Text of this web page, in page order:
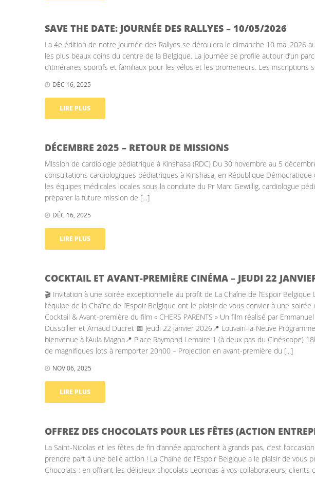
SAVE THE DATE: JOURNÉE DES RALLYES – 10/05/2026
La 4e édition de notre Journée des Rallyes se déroulera le dimanche 10 mai 2026
les plus beaux coins du centre de la Belgique. La journée se profile autour d’un
d’itinéraires sportifs et familiaux pour les vélos et les promeneurs. Les inscriptions
DÉC 16, 2025
LIRE PLUS
DÉCEMBRE 2025 – RETOUR DE MISSIONS
Mission de cardiologie pédiatrique à Kinshasa (RDC) Du 30 novembre au 5
consultations cardiologiques pédiatriques à Kinshasa, en République
les équipes médicales locales sous la conduite du Pr Marc Gewillig, cardiologue
préparer la future mission de […]
DÉC 16, 2025
LIRE PLUS
COCKTAIL ET AVANT-PREMIÈRE CINÉMA – JEUDI 22
🎬 Invitation à une soirée exceptionnelle au profit de La Chaîne de l’Espoir
l’équipe de la Chaîne de l’Espoir Belgique ont le plaisir de vous convier à une
Cocktail & Avant-première du film « CHERS PARENTS » Un film réalisé par
Dussollier et Arnaud Ducret 📅 Jeudi 22 janvier 2026📍 Louvain-la-Neuve
bienvenue à l’Aula Magna📍 Place Raymond Lemaire 1 (à deux pas du Cinéscope)
de magnifiques lots à remporter 20h00 – Projection en avant-première du [...]
NOV 06, 2025
LIRE PLUS
OFFREZ DES CHOCOLATS POUR LES FÊTES (ACTION
La Saint-Nicolas et les fêtes de fin d’année approchent à grands pas, c’est
prendre part à une belle action ! La Chaîne de l’Espoir Belgique a le plaisir de vous
Chocolats : en offrant les délicieux chocolats Leonidas à vos collaborateurs, clients